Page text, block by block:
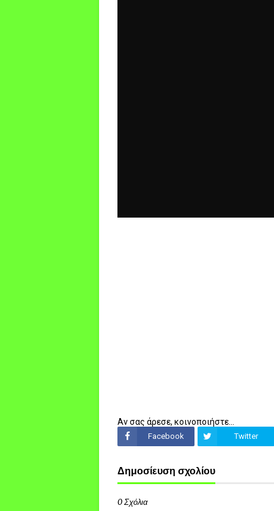
Αν σας άρεσε, κοινοποιήστε...
Facebook Twitter
Δημοσίευση σχολίου
0 Σχόλια